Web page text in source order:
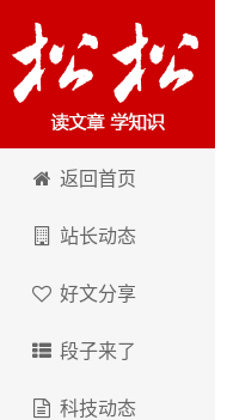
卢松松博客
返回首页
站长动态
好文分享
段子来了
科技动态